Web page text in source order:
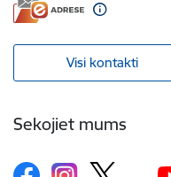
Visi kontakti
Sekojiet mums